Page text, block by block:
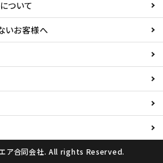
ついて
いお客様へ
ア合同会社. All rights Reserved.